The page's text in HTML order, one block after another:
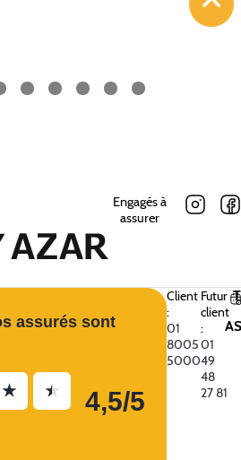
Engagés à
assurer
assurés sont
★ ★ 4,5/5
Client
:
01
8005
5000
Futur
client
:
01
49
48
27 81